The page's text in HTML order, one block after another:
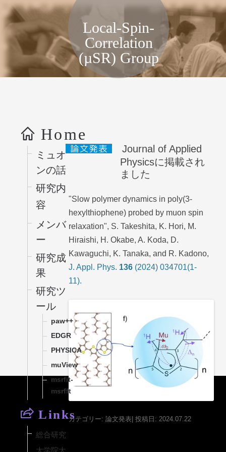
コンテンツへス
キップ
局所スピン相関物性グループ, KEK
Local-Spin-
Correlation
(µSR) Group
Journal of Applied
Physicsに掲載され
ました
"Slow polymer dynamics in poly(3-
hexylthiophene) probed by muon spin
relaxation", S. Takeshita, K. Hori, M.
Hiraishi, H. Okabe, A. Koda, D.
Kawaguchi, K. Tanaka, and R. Kadono,
J. Appl. Phys. 136 (2024) 034701(1-
11).
カテゴリー: 論文発表 | 投稿日: 2024.07.22
Home
ミュオ
ンの話
研究内
容
メンバ
ー
研究成
果
研究ツ
ール
paw++
EDGR
PHYSICA
muView
msrfit-
msrfft
Links
総合研究
大学院大